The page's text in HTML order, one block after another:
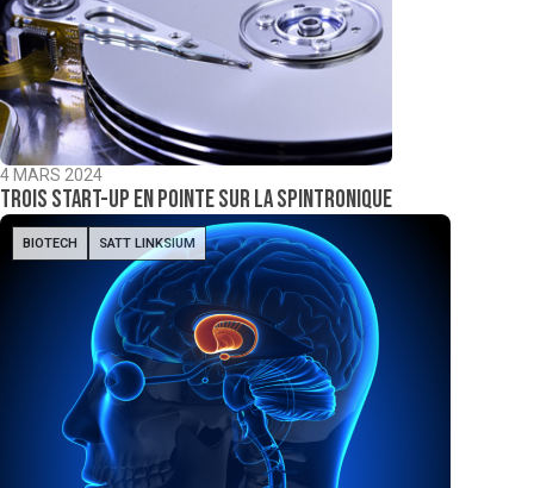
4 MARS 2024
Trois start-up en pointe sur la spintronique
BIOTECH SATT LINKSIUM